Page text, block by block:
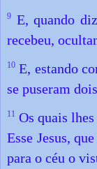
9 E, quando
recebeu,
10 E, estando
se puseram
11 Os quais
Esse Jesus,
para o céu o